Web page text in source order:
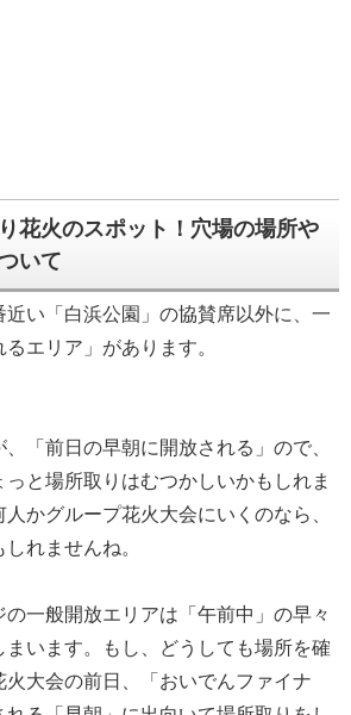
花火のスポット！穴場の場所や
いて
い「白浜公園」の協賛席以外に、一
エリア」があります。
「前日の早朝に開放される」ので、
と場所取りはむつかしいかもしれま
かグループ花火大会にいくのなら、
れませんね。
の一般開放エリアは「午前中」の早々
います。もし、どうしても場所を確
大会の前日、「おいでんファイナ